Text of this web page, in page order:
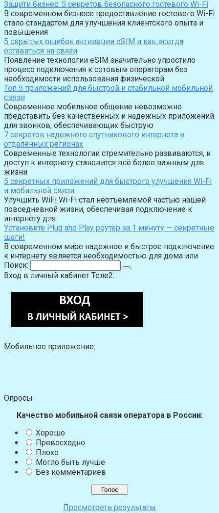
Защити бизнес: 5 секретов безопасного гостевого Wi-Fi
В современном бизнесе предоставление гостевого Wi-Fi
стало стандартом для улучшения клиентского опыта и
повышения
5 скрытых ошибок активации eSIM и как всегда
оставаться на связи
Появление технологии eSIM значительно упростило
процесс подключения к сотовым операторам без
необходимости использования физической
Топ 5 приложений для быстрой и стабильной мобильной
связи
Современное мобильное общение невозможно
представить без качественных и надежных приложений
для звонков, обеспечивающих быструю
7 секретов надежного спутникового интернета в
отдалённых регионах
Современные технологии стремительно развиваются, и
доступ к интернету становится всё более важным для
жизни
5 секретных приложений для быстрого улучшения Wi-Fi
и мобильной связи
Улучшить WiFi Wi-Fi стал неотъемлемой частью нашей
повседневной жизни, обеспечивая подключение к
интернету для
Установите Plug and Play роутер за 1 минуту — секретные
шаги!
В современном мире надежное и быстрое подключение
к интернету является необходимостью для дома или
Поиск:
Вход в личный кабинет Теле2:
Мобильное приложение:
Опросы
Качество мобильной связи оператора в России:
Хорошо
Превосходно
Плохо
Могло быть лучше
Без комментариев
Просмотреть результаты